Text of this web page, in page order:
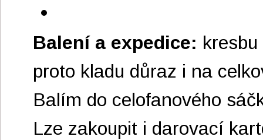
Balení a expedice:
proto kladu důraz i na
Balím do celofanového
Lze zakoupit i darovací